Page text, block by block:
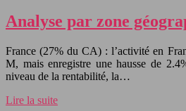
Analyse par zone
France (27% du CA) : l’activité en
M, mais enregistre une hausse de
niveau de la rentabilité, la…
Lire la suite